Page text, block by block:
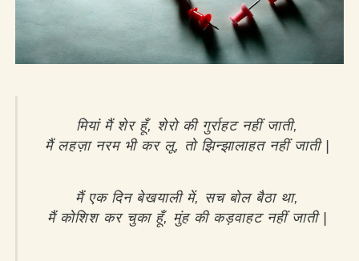
मियां मैं शेर हूँ, शेरो की गुर्राहट नहीं जाती,
मैं लहज़ा नरम भी कर लू, तो झिन्झालाहत नहीं जाती |
मैं एक दिन बेखयाली में, सच बोल बैठा था,
मैं कोशिश कर चुका हूँ, मुंह की कड़वाहट नहीं जाती |